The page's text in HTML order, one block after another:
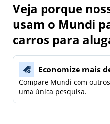
Veja porque
usam o Mundi
carros para
Economize mais
Compare Mundi com
uma única pesquisa.